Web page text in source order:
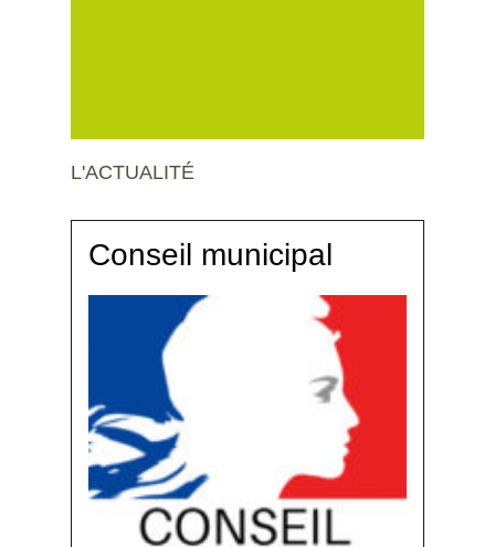
L'ACTUALITÉ
Conseil municipal